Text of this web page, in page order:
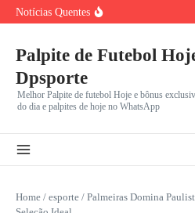
Ir para o conteúdo
Notícias Quentes
Memphis Depay
Palpite de Futebol
Dpsporte
Melhor Palpite de futebol Hoje e bônus
do dia e palpites de hoje no WhatsApp
Home / esporte / Palmeiras Domina